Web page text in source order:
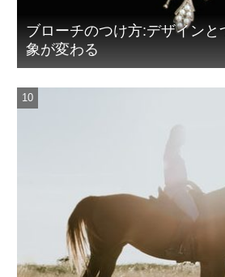
ブローチのつけ方:デザインと
象が変わる